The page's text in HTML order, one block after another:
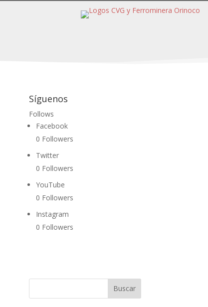
Síguenos
Follows
Facebook
0 Followers
Twitter
0 Followers
YouTube
0 Followers
Instagram
0 Followers